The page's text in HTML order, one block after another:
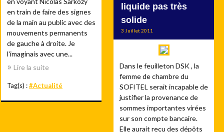
en train de faire des signes
de la main au public avec des
mouvements permanents
de gauche à droite. Je
l'imaginais avec une...
Lire la suite
Tag(s) :#Actualité
liquide pas très
solide
3 Juillet 2011
Dans le feuilleton DSK , la
femme de chambre du
SOFITEL serait incapable de
justifier la provenance de
sommes importantes virées
sur son compte bancaire.
Elle aurait reçu des dépôts